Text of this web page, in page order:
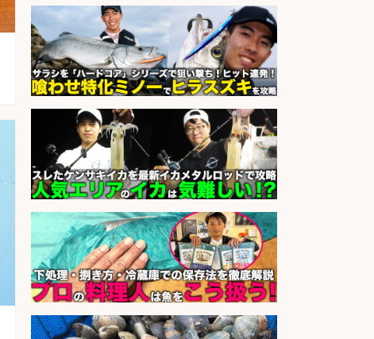
会社名 株式会社REnista
sponsored by 求人ボックス
日払いOKで即日収入/製造スタッフ/
「広島市佐伯区」「時給1,200円」
広島市佐伯区周辺でお魚のパック詰
めや品出しスタッフ/週4日〜OK×車
通勤OK×未経験歓迎/広島県/広島市
佐伯区
会社名 株式会社ホットスタッフ五日市
sponsored by 求人ボックス
さらに求人情報を見る